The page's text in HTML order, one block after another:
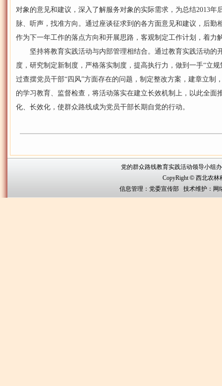
对象的意见和建议，深入了解服务对象的实际需求，为总结2013
脉、听声，找准方向。通过座谈征求到的各方面意见和建议，后勤
作为下一年工作的落点方向和开展思路，客观制定工作计划，着力
坚持将教育实践活动与内部管理相结合。通过教育实践活动的
度，研究制定新制度，严格落实制度，提高执行力，做到一手“立规
过查摆党员干部“四风”方面存在的问题，制定整改方案，建章立制
的学习教育、监督检查，将活动落实在建立长效机制上，以此全面
化、长效化，使群众路线成为党员干部长期自觉的行动。
党的群众路线教育实践活动领导小组
CopyRight© 西北农林
信息管理：党委宣传部 技术维护：网